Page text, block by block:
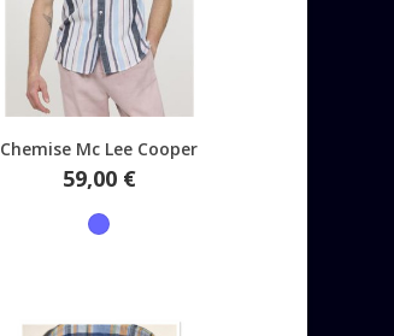
Aperçu rapide
Chemise Mc Lee Cooper
Prix
59,00 €
Bleu